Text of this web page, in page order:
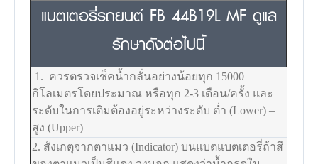
แบตเตอรี่รถยนต์ FB 44B19L MF ดูแล
รักษาดังต่อไปนี้
1. ควรตรวจเช็คน้ำกลั่นอย่างน้อยทุก 15000
กิโลเมตรโดยประมาณ หรือทุก 2-3 เดือน/ครั้ง และ
ระดับในการเติมต้องอยู่ระหว่างระดับ ต่ำ (Lower) –
สูง (Upper)
2. สังเกตุจากตาแมว (Indicator) บนแบตแบตเตอรี่ถ้าสี